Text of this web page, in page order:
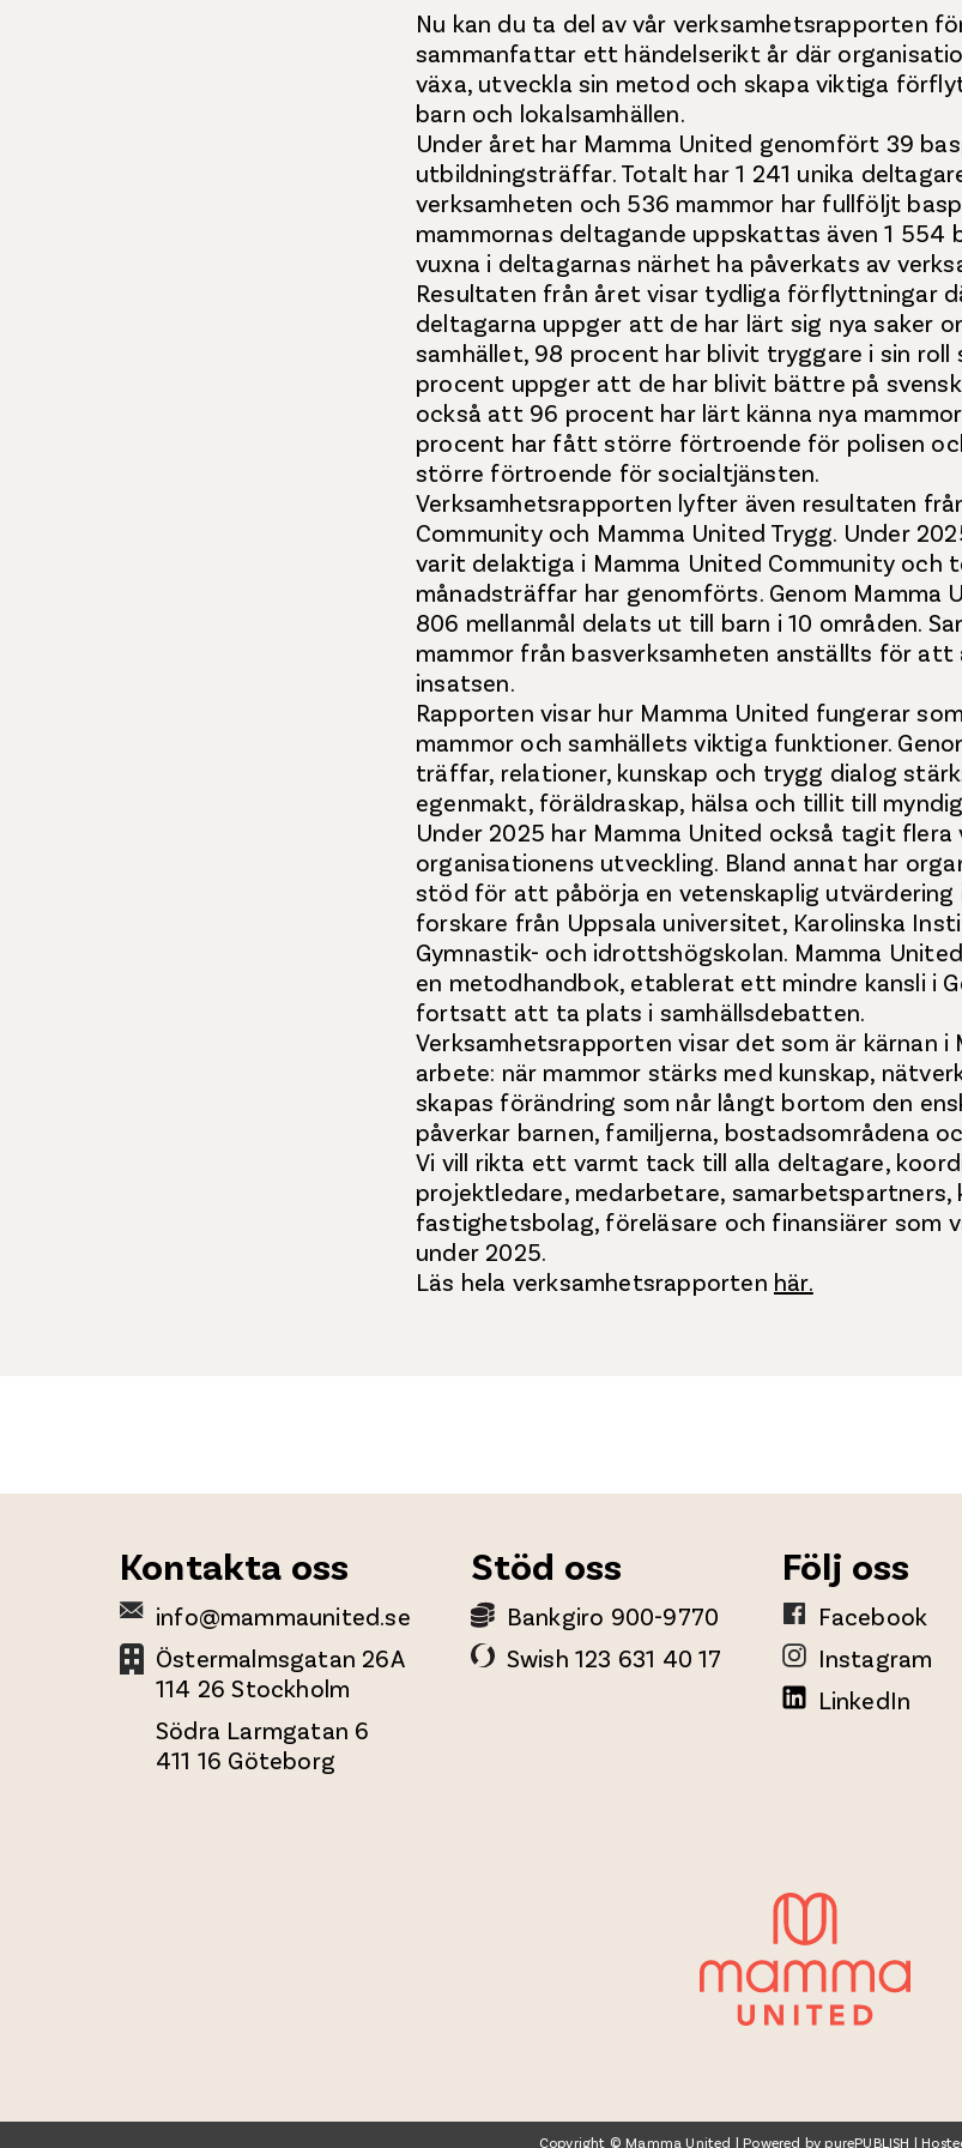
Nu kan du ta del av vår verksamhetsrapporten
sammanfattar ett händelserikt år där
växa, utveckla sin metod och skapa viktiga
barn och lokalsamhällen.
Under året har Mamma United genomfört 39
utbildningsträffar. Totalt har 1 241 unika
verksamheten och 536 mammor har fullföljt
mammornas deltagande uppskattas även 1 554
vuxna i deltagarnas närhet ha påverkats av
Resultaten från året visar tydliga förflyttningar
deltagarna uppger att de har lärt sig nya saker
samhället, 98 procent har blivit tryggare i sin roll
procent uppger att de har blivit bättre på
också att 96 procent har lärt känna nya
procent har fått större förtroende för polisen
större förtroende för socialtjänsten.
Verksamhetsrapporten lyfter även resultaten
Community och Mamma United Trygg. Under
varit delaktiga i Mamma United Community och
månadsträffar har genomförts. Genom Mamma
806 mellanmål delats ut till barn i 10 områden.
mammor från basverksamheten anställts för att
insatsen.
Rapporten visar hur Mamma United fungerar
mammor och samhällets viktiga funktioner.
träffar, relationer, kunskap och trygg dialog
egenmakt, föräldraskap, hälsa och tillit till
Under 2025 har Mamma United också tagit
organisationens utveckling. Bland annat har
stöd för att påbörja en vetenskaplig utvärdering
forskare från Uppsala universitet, Karolinska
Gymnastik- och idrottshögskolan. Mamma
en metodhandbok, etablerat ett mindre kansli i
fortsatt att ta plats i samhällsdebatten.
Verksamhetsrapporten visar det som är kärnan i
arbete: när mammor stärks med kunskap,
skapas förändring som når långt bortom den
påverkar barnen, familjerna, bostadsområdena
Vi vill rikta ett varmt tack till alla deltagare,
projektledare, medarbetare, samarbetspartners,
fastighetsbolag, föreläsare och finansiärer som
under 2025.
Läs hela verksamhetsrapporten här.
Kontakta oss
info@mammaunited.se
Östermalmsgatan 26A
114 26 Stockholm
Södra Larmgatan 6
411 16 Göteborg
Stöd oss
Bankgiro 900-9770
Swish 123 631 40 17
Följ oss
Facebook
Instagram
LinkedIn
Copyright © Mamma United | Powered bypurePUBLISH |